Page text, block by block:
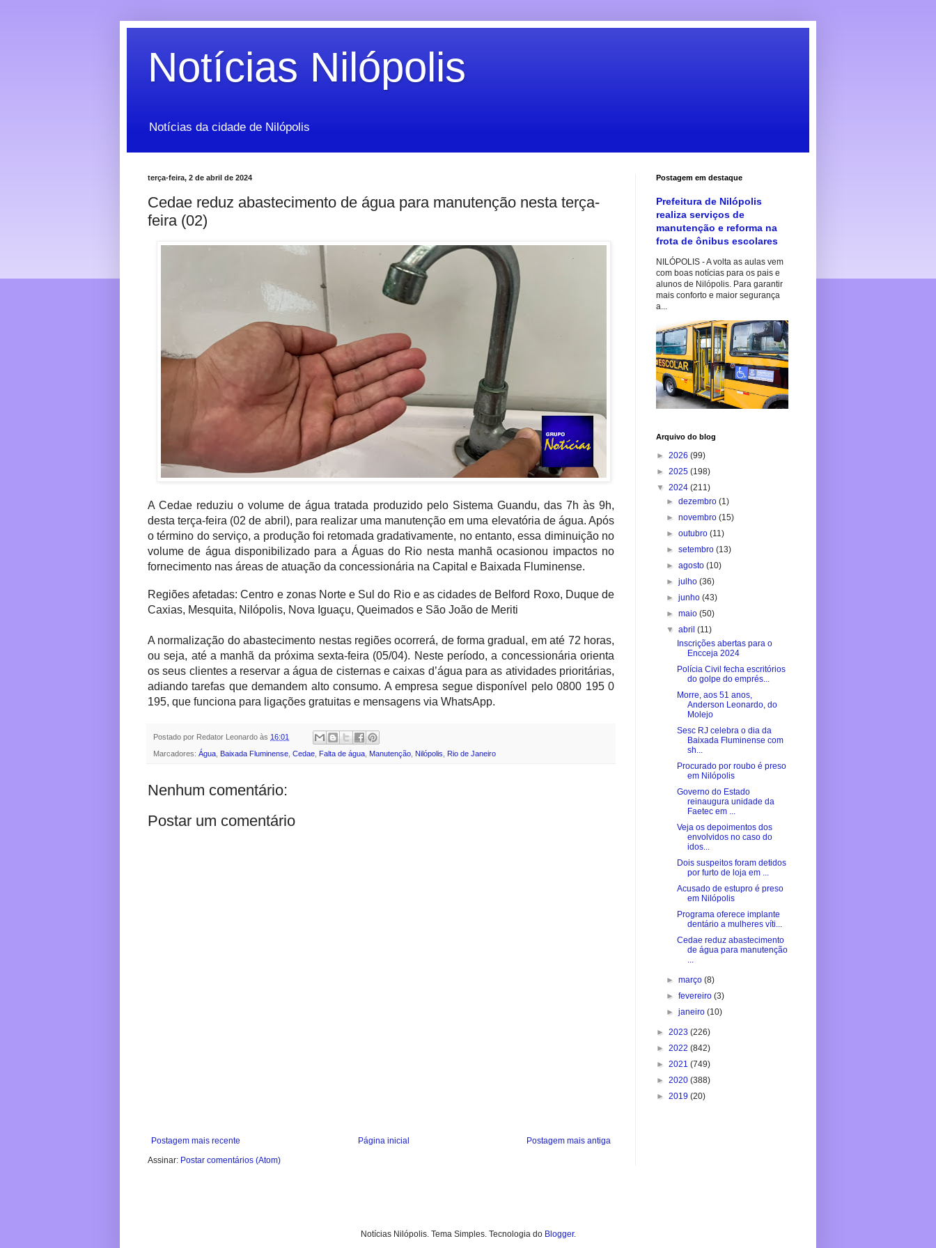
Notícias Nilópolis
Notícias da cidade de Nilópolis
terça-feira, 2 de abril de 2024
Cedae reduz abastecimento de água para manutenção nesta terça-
feira (02)
A Cedae reduziu o volume de água tratada produzido pelo Sistema Guandu, das 7h às 9h,
desta terça-feira (02 de abril), para realizar uma manutenção em uma elevatória de água. Após
o término do serviço, a produção foi retomada gradativamente, no entanto, essa diminuição no
volume de água disponibilizado para a Águas do Rio nesta manhã ocasionou impactos no
fornecimento nas áreas de atuação da concessionária na Capital e Baixada Fluminense.
Regiões afetadas: Centro e zonas Norte e Sul do Rio e as cidades de Belford Roxo, Duque de
Caxias, Mesquita, Nilópolis, Nova Iguaçu, Queimados e São João de Meriti
A normalização do abastecimento nestas regiões ocorrerá, de forma gradual, em até 72 horas,
ou seja, até a manhã da próxima sexta-feira (05/04). Neste período, a concessionária orienta
os seus clientes a reservar a água de cisternas e caixas d’água para as atividades prioritárias,
adiando tarefas que demandem alto consumo. A empresa segue disponível pelo 0800 195 0
195, que funciona para ligações gratuitas e mensagens via WhatsApp.
Postado por Redator Leonardo às 16:01
Marcadores: Água, Baixada Fluminense, Cedae, Falta de água, Manutenção, Nilópolis, Rio de Janeiro
Nenhum comentário:
Postar um comentário
Postagem mais recente Postagem mais antiga
Página inicial
Assinar: Postar comentários (Atom)
Postagem em destaque
Prefeitura de Nilópolis
realiza serviços de
manutenção e reforma na
frota de ônibus escolares
NILÓPOLIS - A volta as aulas vem
com boas notícias para os pais e
alunos de Nilópolis. Para garantir
mais conforto e maior segurança
a...
Arquivo do blog
► 2026 (99)
► 2025 (198)
▼ 2024 (211)
►dezembro(1)
►novembro(15)
►outubro(11)
►setembro(13)
►agosto(10)
►julho(36)
►junho(43)
►maio(50)
▼abril(11)
Inscrições abertas para o
Encceja 2024
Polícia Civil fecha escritórios
do golpe do emprés...
Morre, aos 51 anos,
Anderson Leonardo, do
Molejo
Sesc RJ celebra o dia da
Baixada Fluminense com
sh...
Procurado por roubo é preso
em Nilópolis
Governo do Estado
reinaugura unidade da
Faetec em ...
Veja os depoimentos dos
envolvidos no caso do
idos...
Dois suspeitos foram detidos
por furto de loja em ...
Acusado de estupro é preso
em Nilópolis
Programa oferece implante
dentário a mulheres víti...
Cedae reduz abastecimento
de água para manutenção
...
►março(8)
►fevereiro(3)
►janeiro(10)
► 2023 (226)
► 2022 (842)
► 2021 (749)
► 2020 (388)
► 2019 (20)
Notícias Nilópolis. Tema Simples. Tecnologia do Blogger.